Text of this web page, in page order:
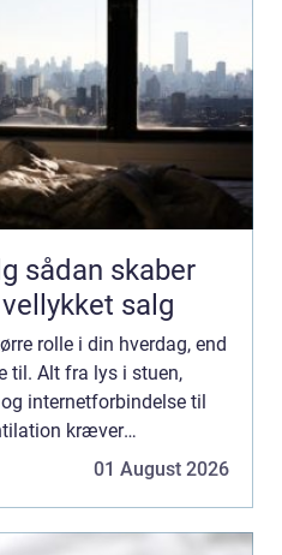
salg
rolle i din hverdag, end
til. Alt fra lys i stuen,
internetforbindelse til
kræver
01 August 2026